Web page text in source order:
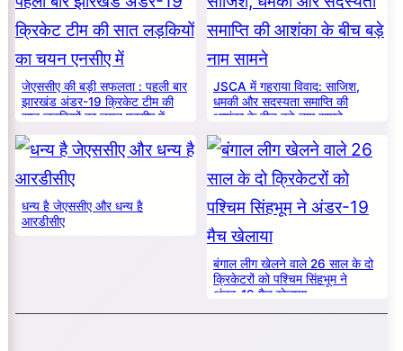
जेएससीए की बड़ी सफलता : पहली बार
झारखंड अंडर-19 क्रिकेट टीम की
सात लड़कियों का चयन एनसीए में
JSCA में गहराया विवाद: साजिश,
धमकी और सदस्यता समाप्ति की
आशंका के बीच बड़े नाम सामने
धन्य है जेएससीए और धन्य है
आरडीसीए
बंगाल लीग खेलने वाले 26 साल के दो
क्रिकेटरों को पश्चिम सिंहभूम ने
अंडर-19 मैच खेलाया